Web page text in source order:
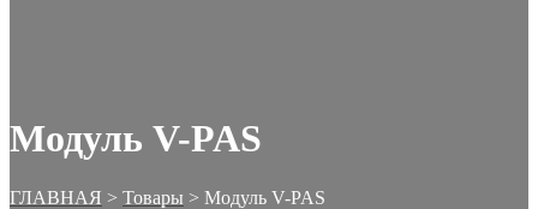
Модуль V-PAS
ГЛАВНАЯ > Товары > Модуль V-PAS